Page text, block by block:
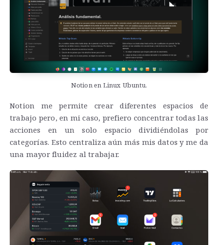
Notion en Linux Ubuntu.
Notion me permite crear diferentes espacios de
trabajo pero, en mi caso, prefiero concentrar todas las
acciones en un solo espacio dividiéndolas por
categorías. Esto centraliza aún más mis datos y me da
una mayor fluidez al trabajar.